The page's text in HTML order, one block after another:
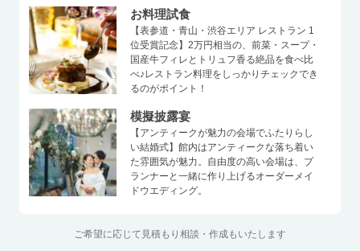
お料理試食
【表参道・青山・渋谷エリア レストラン 1
位受賞記念】2万円相当の、前菜・スープ・
国産牛フィレとトリュフ香る絶品を食べ比
べ♪レストラン料理をしっかりチェックでき
るのがポイント！
模擬披露宴
【アンティークが魅力の会場でふたりらし
い結婚式】館内はアンティークな落ち着い
た雰囲気が魅力。自由度の高い会場は、プ
ランナーと一緒に作り上げるオーダーメイ
ドウエディング。
ご希望に応じて見積もり相談・作成もいたします